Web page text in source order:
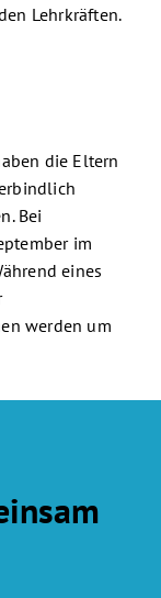
Lehrkräften.
die Eltern
Bei
im
eines
werden um